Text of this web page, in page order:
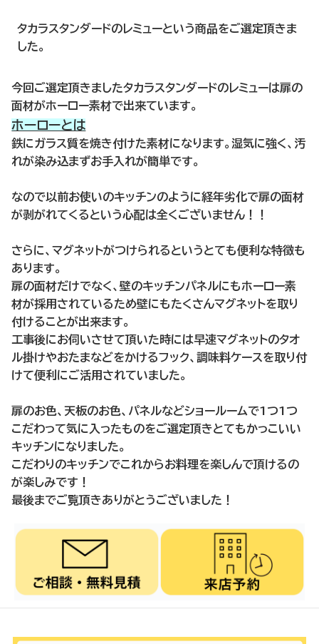
タカラスタンダードのレミューという商品をご選定頂きま
した。
今回ご選定頂きましたタカラスタンダードのレミューは扉の
面材がホーロー素材で出来ています。
ホーローとは
鉄にガラス質を焼き付けた素材になります。湿気に強く、汚
れが染み込まずお手入れが簡単です。
なので以前お使いのキッチンのように経年劣化で扉の面材
が剥がれてくるという心配は全くございません！！
さらに、マグネットがつけられるというとても便利な特徴も
あります。
扉の面材だけでなく、壁のキッチンパネルにもホーロー素
材が採用されているため壁にもたくさんマグネットを取り
付けることが出来ます。
工事後にお伺いさせて頂いた時には早速マグネットのタオ
ル掛けやおたまなどをかけるフック、調味料ケースを取り付
けて便利にご活用されていました。
扉のお色、天板のお色、パネルなどショールームで1つ1つ
こだわって気に入ったものをご選定頂きとてもかっこいい
キッチンになりました。
こだわりのキッチンでこれからお料理を楽しんで頂けるの
が楽しみです！
最後までご覧頂きありがとうございました！